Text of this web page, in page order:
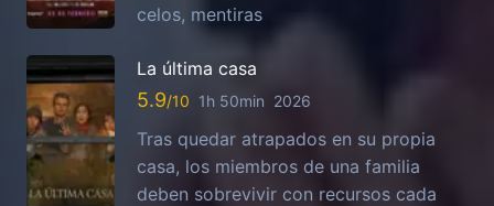
celos, mentiras
La última casa
5.9 1h 50min 2026
Tras quedar atrapados en su propia
casa, los miembros de una familia
deben sobrevivir con recursos cada